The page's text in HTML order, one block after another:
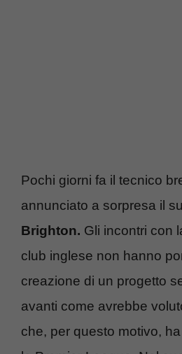
Pochi giorni fa il tecnico
annunciato a sorpresa il
Brighton. Gli incontri con
club inglese non hanno
creazione di un progetto
avanti come avrebbe
che, per questo motivo,